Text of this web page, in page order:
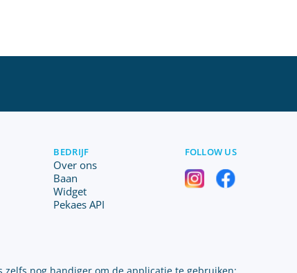
BEDRIJF
Over ons
Baan
Widget
Pekaes API
FOLLOW US